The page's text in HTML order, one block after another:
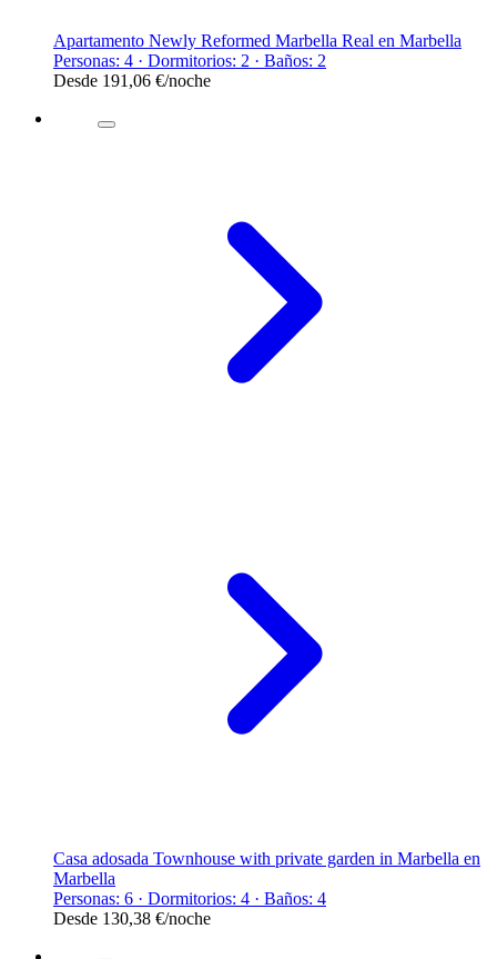
Apartamento Newly Reformed Marbella Real en Marbella
Personas: 4 · Dormitorios: 2 · Baños: 2
Desde 191,06 €/noche
Casa adosada Townhouse with private garden in Marbella en
Marbella
Personas: 6 · Dormitorios: 4 · Baños: 4
Desde 130,38 €/noche